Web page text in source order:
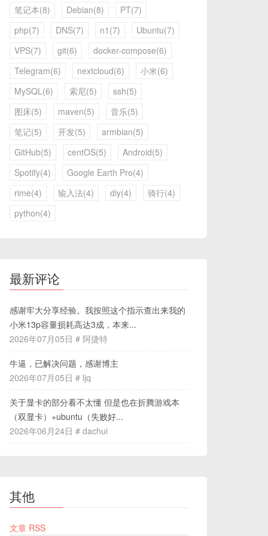
笔记本(8) Debian(8)
PT(7)
php(7)
DNS(7) n1(7)
Ubuntu(7)
VPS(7)
git(6)
docker-compose(6)
Telegram(6)
nextcloud(6)
小米(6)
MySQL(6)
索尼(5)
ssh(5)
图床(5)
maven(5)
音乐(5)
笔记(5)
开发(5)
armbian(5)
GitHub(5)
centOS(5)
Android(5)
Spotify(4)
Google Earth Pro(4)
rime(4)
输入法(4) diy(4)
骑行(4)
python(4)
最新评论
感谢牢大分享经验。我按照这个指示查出来我的
小米13p容量损耗高达3成，本来...
2026年07月05日 # 阿捷特
牛逼，已解决问题，感谢博主
2026年07月05日 # ljq
关于显卡的部分看不太懂 但是也在折腾游戏本
（双显卡）+ubuntu（失败好...
2026年06月24日 # dachui
其他
文章 RSS